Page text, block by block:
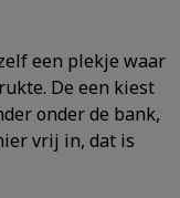
een plekje waar
De een kiest
onder de bank,
vrij in, dat is